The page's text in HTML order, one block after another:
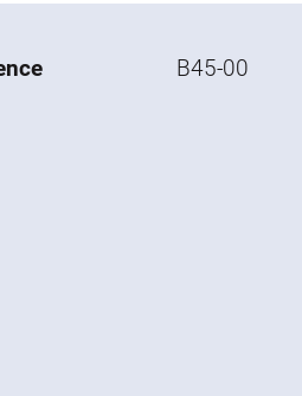
B45-00